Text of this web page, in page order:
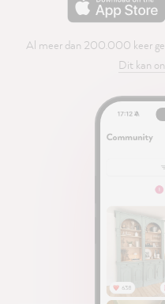
Al meer dan 200.000 keer
Dit kan